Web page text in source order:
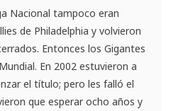
Nacional tampoco eran
de Philadelphia y volvieron
Entonces los Gigantes
En 2002 estuvieron a
el título; pero les falló el
que esperar ocho años y